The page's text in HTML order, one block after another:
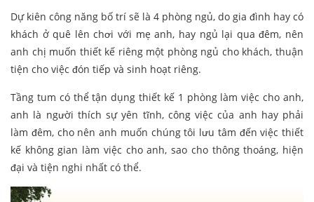
Dự kiên công năng bố trí sẽ là 4 phòng ngủ, do gia đình hay có
khách ở quê lên chơi với mẹ anh, hay ngủ lại qua đêm, nên
anh chị muốn thiết kế riêng một phòng ngủ cho khách, thuận
tiện cho việc đón tiếp và sinh hoạt riêng.
Tầng tum có thể tận dụng thiết kế 1 phòng làm việc cho anh,
anh là người thích sự yên tĩnh, công việc của anh hay phải
làm đêm, cho nên anh muốn chúng tôi lưu tâm đến việc thiết
kế không gian làm việc cho anh, sao cho thông thoáng, hiện
đại và tiện nghi nhất có thể.